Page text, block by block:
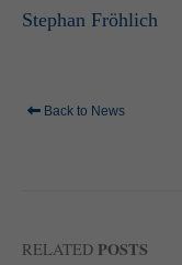
Stephan Fröhlich
Back to News
RELATED POSTS